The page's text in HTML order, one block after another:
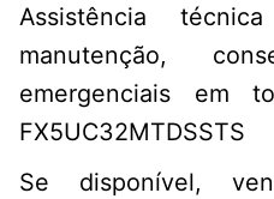
Assistência
manutenção,
emergenciais em
FX5UC32MTDSSTS
Se disponível,